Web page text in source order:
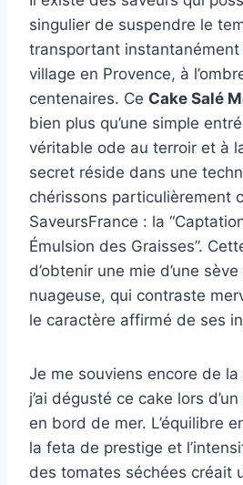
singulier de suspendre le
transportant instantanément
village en Provence, à
centenaires. Ce Cake Salé
bien plus qu’une simple
véritable ode au terroir et à
secret réside dans une
chérissons particulièrement
SaveursFrance : la
Émulsion des Graisses”.
d’obtenir une mie d’une
nuageuse, qui contraste
le caractère affirmé de ses
Je me souviens encore de
j’ai dégusté ce cake lors
en bord de mer. L’équilibre
la feta de prestige et
des tomates séchées créait